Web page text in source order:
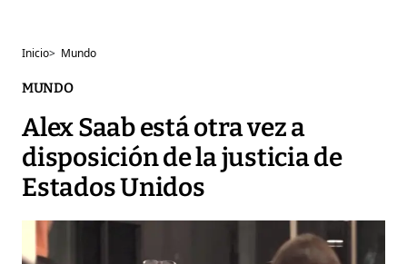
Inicio> Mundo
MUNDO
Alex Saab está otra vez a
disposición de la justicia de
Estados Unidos